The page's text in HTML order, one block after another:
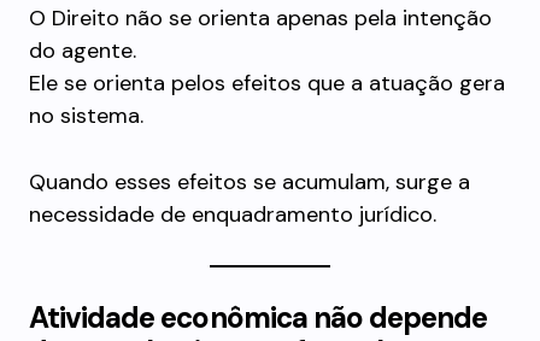
O Direito não se orienta apenas pela intenção
do agente.
Ele se orienta pelos efeitos que a atuação gera
no sistema.
Quando esses efeitos se acumulam, surge a
necessidade de enquadramento jurídico.
Atividade econômica não depende